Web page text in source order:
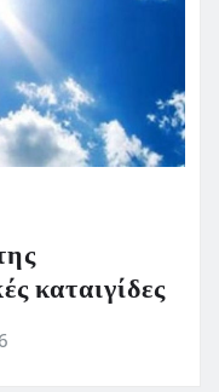
καταιγίδες